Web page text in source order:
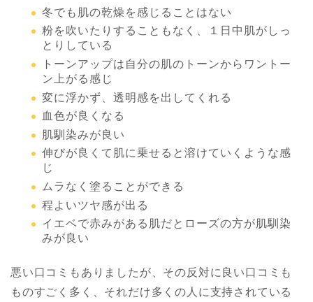
冬でも肌の乾燥を感じることはない
粉を吹いたりすることもなく、１日中肌がしっ
とりしている
トーンアップは自分の肌のトーンからワントー
ン上がる感じ
変に浮かず、透明感を出してくれる
血色が良くなる
肌馴染みが良い
伸びが良くて肌に乗せると溶けていくような感
じ
ムラなく塗ることができる
程よいツヤ感が出る
イエベで赤みがある肌だとローズの方が肌馴染
みが良い
悪い口コミもありましたが、その反対に良い口コミも
ものすごく多く、それだけ多くの人に支持されている